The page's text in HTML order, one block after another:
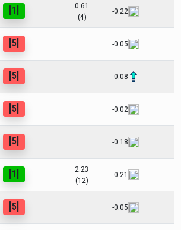
[1]
0.61
(4)
-0.22
[5] -0.05
[5] -0.08
[5] -0.02
[5] -0.18
[1]
2.23
(12)
-0.21
[5] -0.05